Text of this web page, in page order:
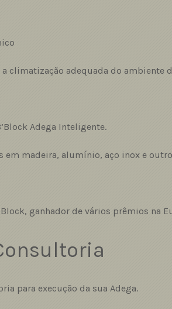
climatização adequada do
Adega Inteligente.
em madeira, alumínio, aço inox e
ganhador de vários prêmios na
para execução da sua Adega.